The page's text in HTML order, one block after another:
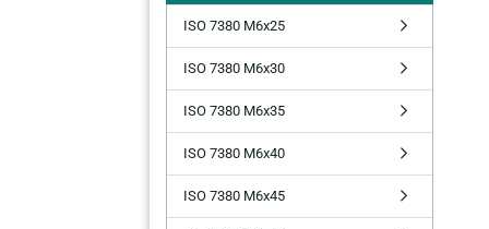
ISO 7380 M6x25
ISO 7380 M6x30
ISO 7380 M6x35
ISO 7380 M6x40
ISO 7380 M6x45